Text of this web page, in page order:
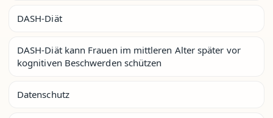
DASH-Diät
DASH-Diät kann Frauen im mittleren Alter später vor
kognitiven Beschwerden schützen
Datenschutz